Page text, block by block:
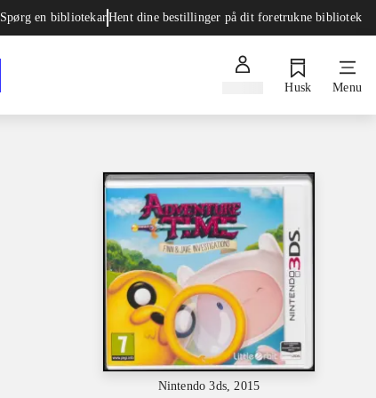
Spørg en bibliotekarHent dine bestillinger på dit foretrukne bibliotek
Husk Menu
Nintendo 3ds, 2015